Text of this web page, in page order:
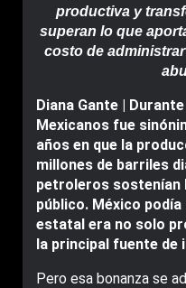
productiva y
superan lo que
costo de
Diana Gante |
Mexicanos fue
años en que la
millones de barriles
petroleros sostenían
público. México
estatal era no solo
la principal fuente de
Pero esa bonanza se